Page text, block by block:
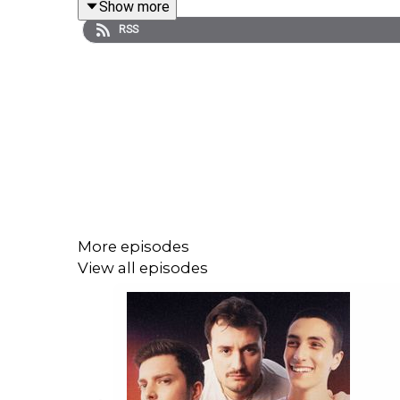
Réagissez au podcast sur les réseaux avec le
Show more
RSS
More episodes
View all episodes